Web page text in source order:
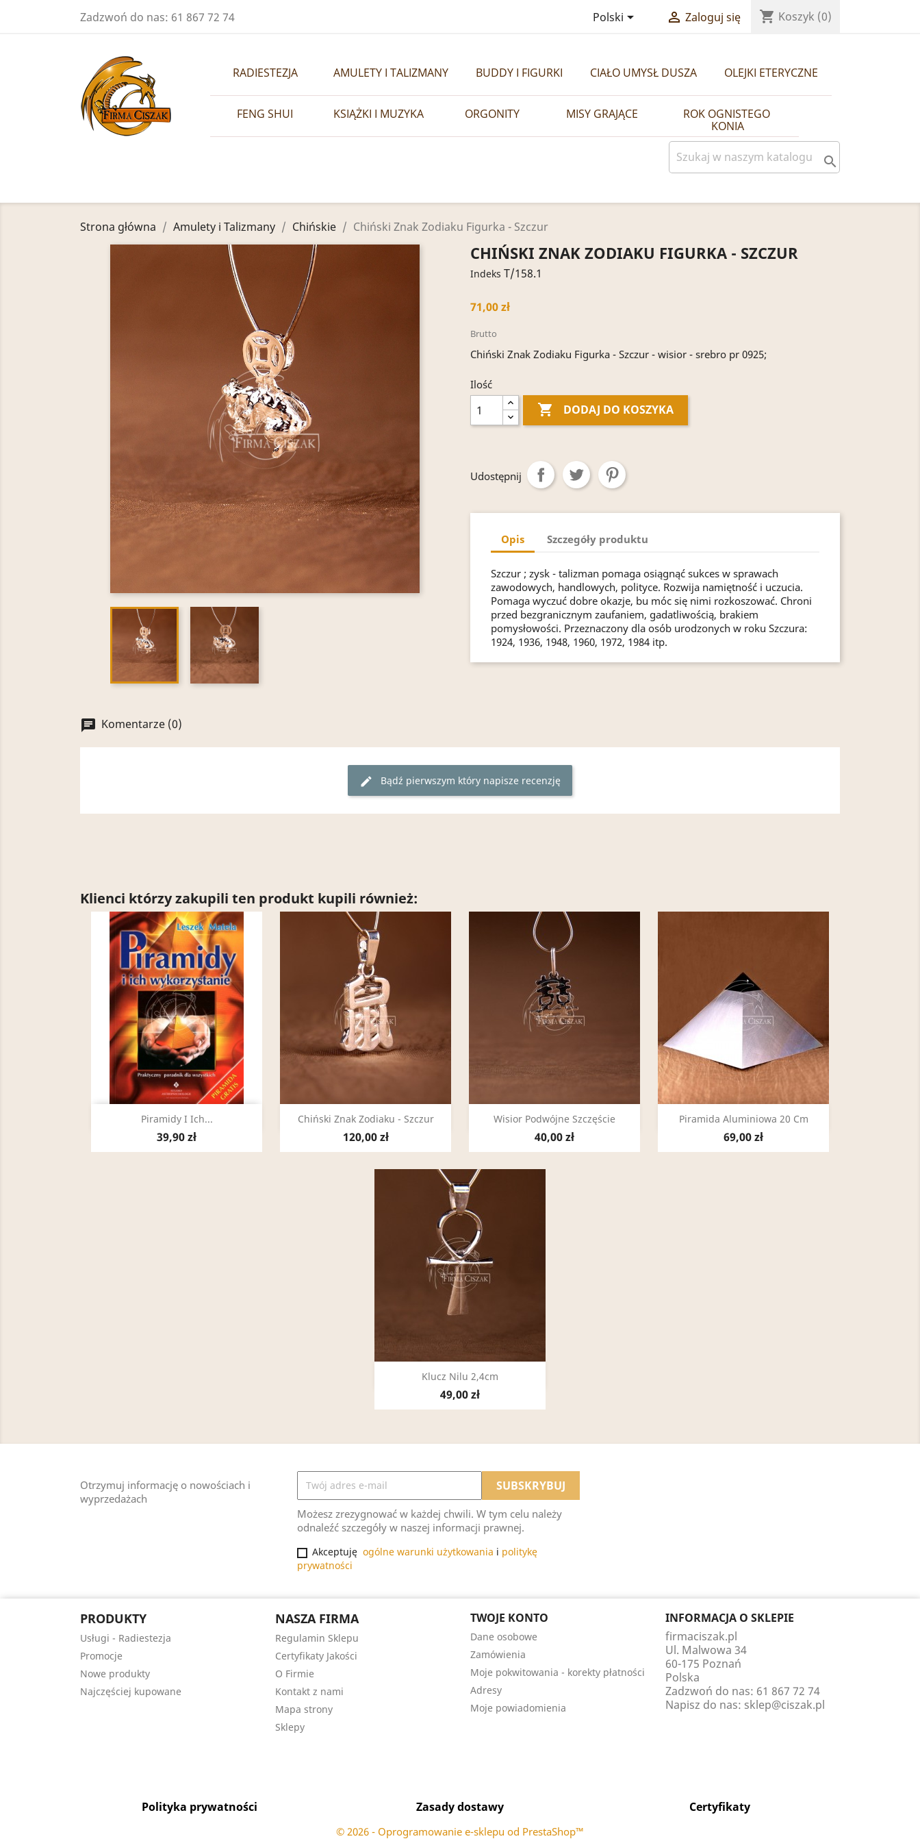
Zadzwoń do nas: 61 867 72 74 Polski  Zaloguj się shopping_cart Koszyk (0)
RADIESTEZJA AMULETY I TALIZMANY BUDDY I FIGURKI CIAŁO UMYSŁ DUSZA OLEJKI ETERYCZNE
FENG SHUI KSIĄŻKI I MUZYKA ORGONITY MISY GRAJĄCE
ROK OGNISTEGO
KONIA

Strona główna Amulety i Talizmany Chińskie Chiński Znak Zodiaku Figurka - Szczur
CHIŃSKI ZNAK ZODIAKU FIGURKA - SZCZUR
Indeks T/158.1
71,00 zł
Brutto
Chiński Znak Zodiaku Figurka - Szczur - wisior - srebro pr 0925;
Ilość
 DODAJ DO KOSZYKA
Udostępnij
Opis Szczegóły produktu
Szczur ; zysk - talizman pomaga osiągnąć sukces w sprawach
zawodowych, handlowych, polityce. Rozwija namiętność i uczucia.
Pomaga wyczuć dobre okazje, bu móc się nimi rozkoszować. Chroni
przed bezgranicznym zaufaniem, gadatliwością, brakiem
pomysłowości. Przeznaczony dla osób urodzonych w roku Szczura:
1924, 1936, 1948, 1960, 1972, 1984 itp.
chat Komentarze (0)
edit Bądź pierwszym który napisze recenzję
Klienci którzy zakupili ten produkt kupili również:
Piramidy I Ich...
39,90 zł
Szybki podgląd Chiński Znak Zodiaku - Szczur
120,00 zł
 Szybki podgląd Wisior Podwójne Szczęście
40,00 zł
Szybki podgląd Piramida Aluminiowa 20 Cm
69,00 zł
Szybki podgląd
Klucz Nilu 2,4cm
49,00 zł
Szybki podgląd
Otrzymuj informację o nowościach i
wyprzedażach
Możesz zrezygnować w każdej chwili. W tym celu należy
odnaleźć szczegóły w naszej informacji prawnej.
Akceptuję ogólne warunki użytkowania i politykę
prywatności
PRODUKTY
Usługi - Radiestezja
Promocje
Nowe produkty
Najczęściej kupowane
NASZA FIRMA
Regulamin Sklepu
Certyfikaty Jakości
O Firmie
Kontakt z nami
Mapa strony
Sklepy
TWOJE KONTO
Dane osobowe
Zamówienia
Moje pokwitowania - korekty płatności
Adresy
Moje powiadomienia
INFORMACJA O SKLEPIE
firmaciszak.pl
Ul. Malwowa 34
60-175 Poznań
Polska
Zadzwoń do nas: 61 867 72 74
Napisz do nas: sklep@ciszak.pl
Polityka prywatności Zasady dostawy Certyfikaty
© 2026 - Oprogramowanie e-sklepu od PrestaShop™